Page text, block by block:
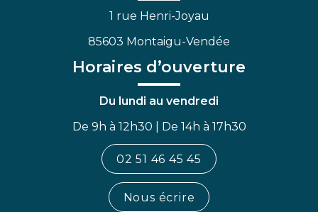
1 rue Henri-Joyau
85603 Montaigu-Vendée
Horaires d’ouverture
Du lundi au vendredi
De 9h à 12h30 | De 14h à 17h30
02 51 46 45 45
Nous écrire